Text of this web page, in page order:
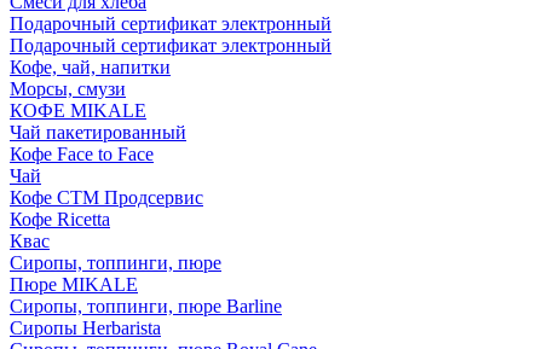
Подарочный сертификат электронный
Подарочный сертификат электронный
Кофе, чай, напитки
Морсы, смузи
КОФЕ MIKALE
Чай пакетированный
Кофе Face to Face
Чай
Кофе СТМ Продсервис
Кофе Ricetta
Квас
Сиропы, топпинги, пюре
Пюре MIKALE
Сиропы, топпинги, пюре Barline
Сиропы Herbarista